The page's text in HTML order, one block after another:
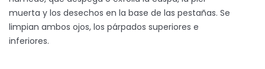
muerta y los desechos en la base de las pestañas. Se
limpian ambos ojos, los párpados superiores e
inferiores.